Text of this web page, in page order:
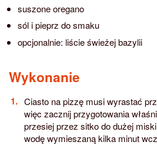
suszone oregano
sól i pieprz do smaku
opcjonalnie: liście świeżej bazylii
Wykonanie
Ciasto na pizzę musi wyrastać
więc zacznij przygotowania
przesiej przez sitko do dużej
wodę wymieszaną kilka minut